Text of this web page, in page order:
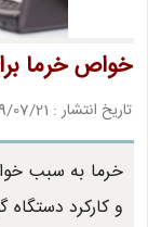
خواص خرما
تاریخ انتشار : 1399/07/21 00:29:49
خرما به سبب
و کارکرد